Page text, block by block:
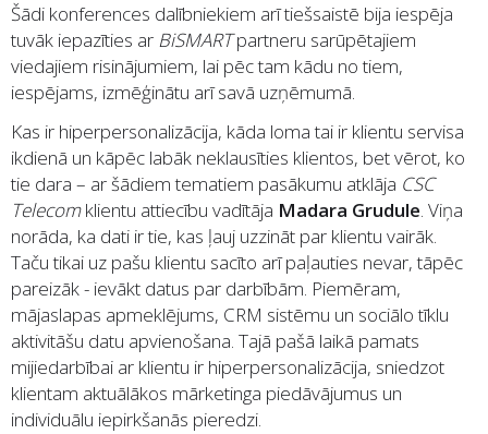
Šādi konferences dalībniekiem arī tiešsaistē bija iespēja
tuvāk iepazīties ar BiSMARTpartneru sarūpētajiem
viedajiem risinājumiem, lai pēc tam kādu no tiem,
iespējams, izmēģinātu arī savā uzņēmumā.
Kas ir hiperpersonalizācija, kāda loma tai ir klientu servisa
ikdienā un kāpēc labāk neklausīties klientos, bet vērot, ko
tie dara – ar šādiem tematiem pasākumu atklāja CSC
Telecomklientu attiecību vadītāja Madara Grudule. Viņa
norāda, ka dati ir tie, kas ļauj uzzināt par klientu vairāk.
Taču tikai uz pašu klientu sacīto arī paļauties nevar, tāpēc
pareizāk - ievākt datus par darbībām. Piemēram,
mājaslapas apmeklējums, CRM sistēmu un sociālo tīklu
aktivitāšu datu apvienošana. Tajā pašā laikā pamats
mijiedarbībai ar klientu ir hiperpersonalizācija, sniedzot
klientam aktuālākos mārketinga piedāvājumus un
individuālu iepirkšanās pieredzi.